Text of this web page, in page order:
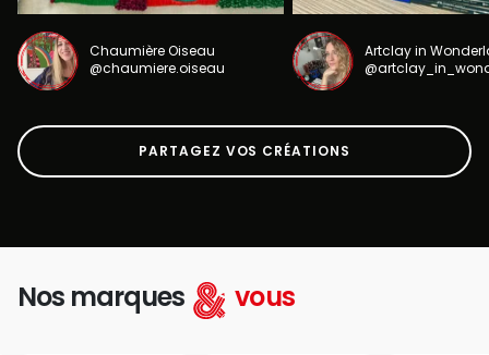
Chaumière Oiseau
@chaumiere.oiseau
Artclay in
PARTAGEZ VOS CRÉATIONS
Nos marques vous